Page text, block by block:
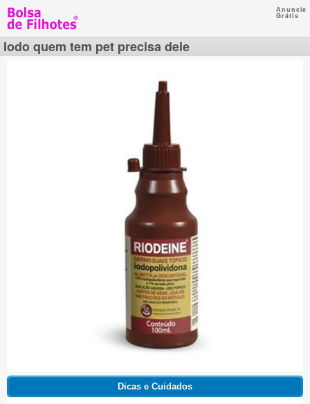
Anuncie
Grátis
Iodo quem tem pet precisa dele